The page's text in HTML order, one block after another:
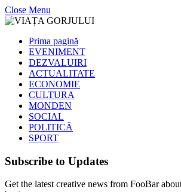
Close Menu
Prima pagină
EVENIMENT
DEZVALUIRI
ACTUALITATE
ECONOMIE
CULTURA
MONDEN
SOCIAL
POLITICĂ
SPORT
Subscribe to Updates
Get the latest creative news from FooBar